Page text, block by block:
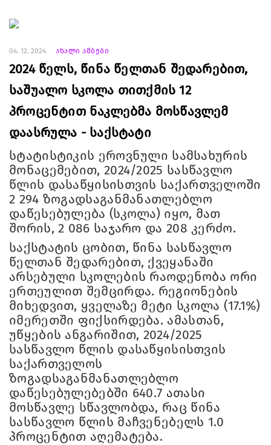
04. 12. 2024 ახალი ამბები
2024 წელს, წინა წელთან შედარებით,
საშუალო სკოლა თითქმის 12
პროცენტით ნაკლებმა მოსწავლემ
დაასრულა - საქსტატი
სტატისტიკის ეროვნული სამსახურის
მონაცემებით, 2024/2025 სასწავლო
წლის დასაწყისისთვის საქართველოში
2 294 ზოგადსაგანმანათლებლო
დაწესებულება (სკოლა) იყო, მათ
შორის, 2 086 საჯარო და 208 კერძო.
საქსტატის ცობით, წინა სასწავლო
წელთან შედარებით, ქვეყანაში
არსებული სკოლების რაოდენობა ორი
ერთეულით შემცირდა. რეგიონების
მიხედვით, ყველაზე მეტი სკოლა (17.1%)
იმერეთში ფიქსირდება. ამასთან,
უწყების ანგარიშით, 2024/2025
სასწავლო წლის დასაწყისისთვის
საქართველოს
ზოგადსაგანმანათლებლო
დაწესებულებებში 640.7 ათასი
მოსწავლე სწავლობდა, რაც წინა
სასწავლო წლის მაჩვენებელს 1.0
პროცენტით აღემატება.